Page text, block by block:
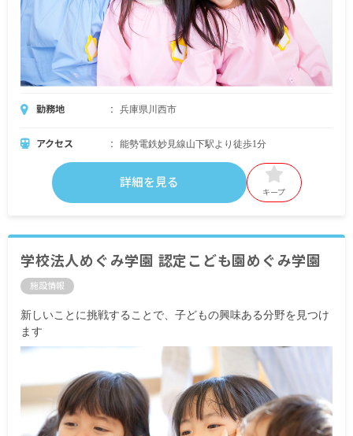
勤務地 兵庫県川西市
アクセス 能勢電鉄妙見線山下駅より徒歩1分
詳細を見る
キープ
学校法人めぐみ学園 認定こども園めぐみ学園
施設情報
新しいことに挑戦することで、子どもの興味ある分野を見つけ
ます